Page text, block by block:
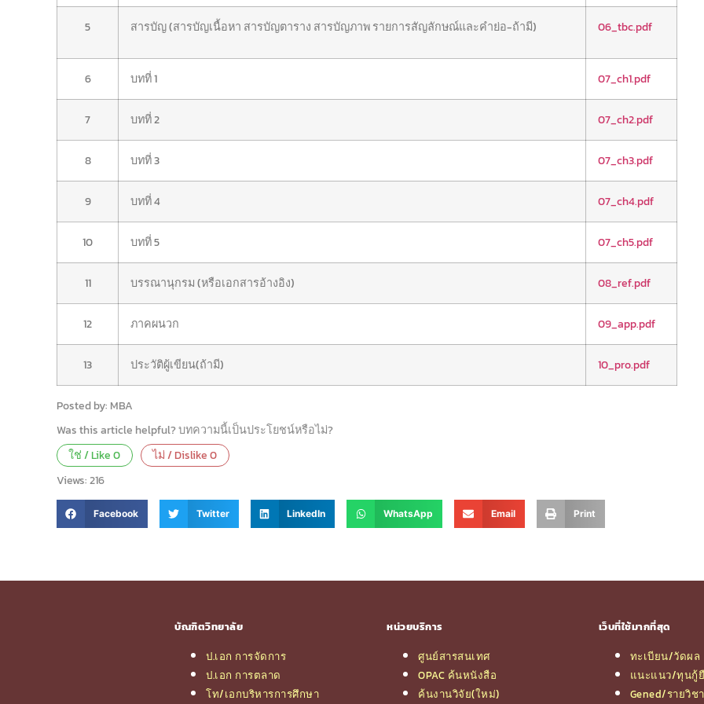
5 สารบัญ (สารบัญเนื้อหา สารบัญตาราง สารบัญภาพ รายการสัญลักษณ์และคำย่อ-ถ้ามี) 06_tbc.pdf
6 บทที่ 1 07_ch1.pdf
7 บทที่ 2 07_ch2.pdf
8 บทที่ 3 07_ch3.pdf
9 บทที่ 4 07_ch4.pdf
10 บทที่ 5 07_ch5.pdf
11 บรรณานุกรม (หรือเอกสารอ้างอิง) 08_ref.pdf
12 ภาคผนวก 09_app.pdf
13 ประวัติผู้เขียน(ถ้ามี) 10_pro.pdf
Posted by: MBA
Was this article helpful? บทความนี้เป็นประโยชน์หรือไม่?
ใช่ / Like0 ไม่ / Dislike0
Views:216
Facebook Twitter LinkedIn WhatsApp Email Print
บัณฑิตวิทยาลัย
ป.เอก การจัดการ
ป.เอก การตลาด
โท/เอกบริหารการศึกษา
หน่วยบริการ
ศูนย์สารสนเทศ
OPAC ค้นหนังสือ
ค้นงานวิจัย(ใหม่)
เว็บที่ใช้มากที่สุด
ทะเบียน/วัดผล
แนะแนว/ทุนกู้
Gened/รายวิชา